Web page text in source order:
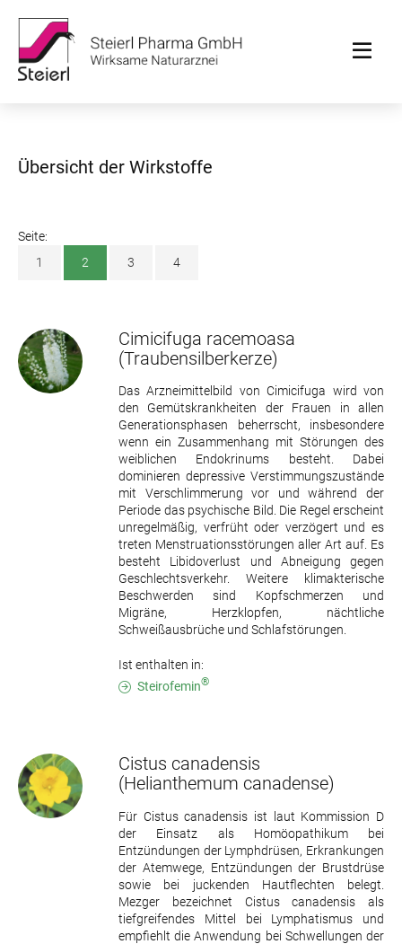
Übersicht der Wirkstoffe
Seite:
1
2 3 4
Cimicifuga racemoasa
(Traubensilberkerze)
Das Arzneimittelbild von Cimicifuga wird von
den Gemütskrankheiten der Frauen in allen
Generationsphasen beherrscht, insbesondere
wenn ein Zusammenhang mit Störungen des
weiblichen Endokrinums besteht. Dabei
dominieren depressive Verstimmungszustände
mit Verschlimmerung vor und während der
Periode das psychische Bild. Die Regel erscheint
unregelmäßig, verfrüht oder verzögert und es
treten Menstruationsstörungen aller Art auf. Es
besteht Libidoverlust und Abneigung gegen
Geschlechtsverkehr. Weitere klimakterische
Beschwerden sind Kopfschmerzen und
Migräne, Herzklopfen, nächtliche
Schweißausbrüche und Schlafstörungen.
Ist enthalten in:
Steirofemin®
Cistus canadensis
(Helianthemum canadense)
Für Cistus canadensis ist laut Kommission D
der Einsatz als Homöopathikum bei
Entzündungen der Lymphdrüsen, Erkrankungen
der Atemwege, Entzündungen der Brustdrüse
sowie bei juckenden Hautflechten belegt.
Mezger bezeichnet Cistus canadensis als
tiefgreifendes Mittel bei Lymphatismus und
empfiehlt die Anwendung bei Schwellungen der